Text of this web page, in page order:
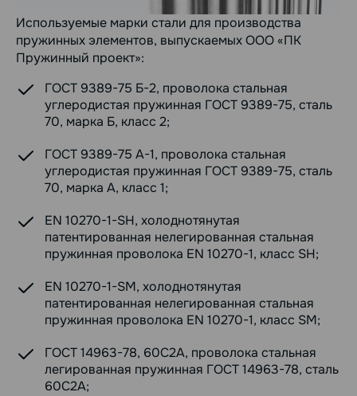
Используемые марки стали для производства
пружинных элементов, выпускаемых ООО «ПК
Пружинный проект»:
ГОСТ 9389-75 Б-2, проволока стальная
углеродистая пружинная ГОСТ 9389-75, сталь
70, марка Б, класс 2;
ГОСТ 9389-75 А-1, проволока стальная
углеродистая пружинная ГОСТ 9389-75, сталь
70, марка А, класс 1;
EN 10270-1-SH, холоднотянутая
патентированная нелегированная стальная
пружинная проволока EN 10270-1, класс SH;
EN 10270-1-SM, холоднотянутая
патентированная нелегированная стальная
пружинная проволока EN 10270-1, класс SM;
ГОСТ 14963-78, 60С2А, проволока стальная
легированная пружинная ГОСТ 14963-78, сталь
60С2А;